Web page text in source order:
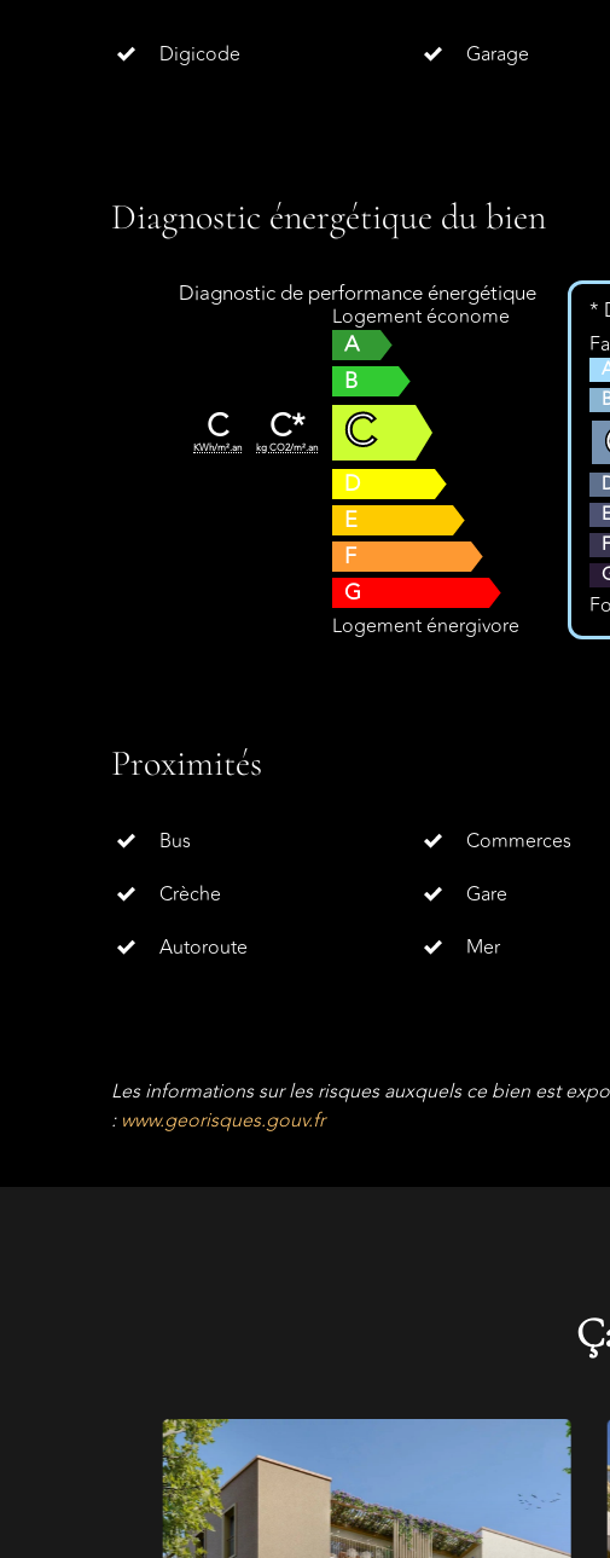
Digicode Garage
Diagnostic énergétique du bien
Diagnostic de performance énergétique
C
KWh/m².an C*
kg CO2/m².an
Logement économe
A
B
C
D
E
F
G
Logement énergivore
*
Proximités
Bus Commerces
Crèche
Gare
Autoroute
Mer
Les informations sur les risques auxquels ce bien est
: www.georisques.gouv.fr